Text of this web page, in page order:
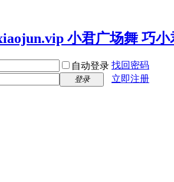
自动登录 找回密码
登录
立即注册